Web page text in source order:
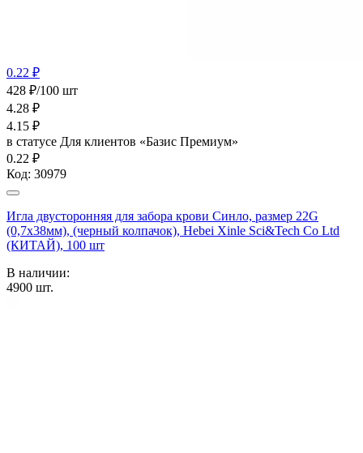
0.22 ₽
428 ₽/100 шт
4.28 ₽
4.15 ₽
в статусе Для клиентов «Базис Премиум»
0.22 ₽
Код: 30979
Игла двусторонняя для забора крови Синло, размер 22G
(0,7х38мм), (черный колпачок), Hebei Xinle Sci&Tech Co Ltd
(КИТАЙ), 100 шт
В наличии:
4900 шт.